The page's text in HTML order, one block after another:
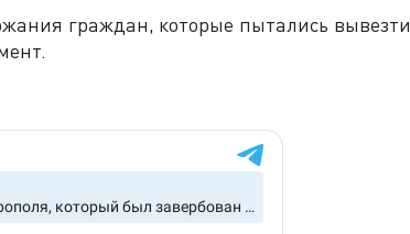
граждан, которые пытались вывезти